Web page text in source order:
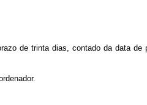
de trinta dias, contado da data de